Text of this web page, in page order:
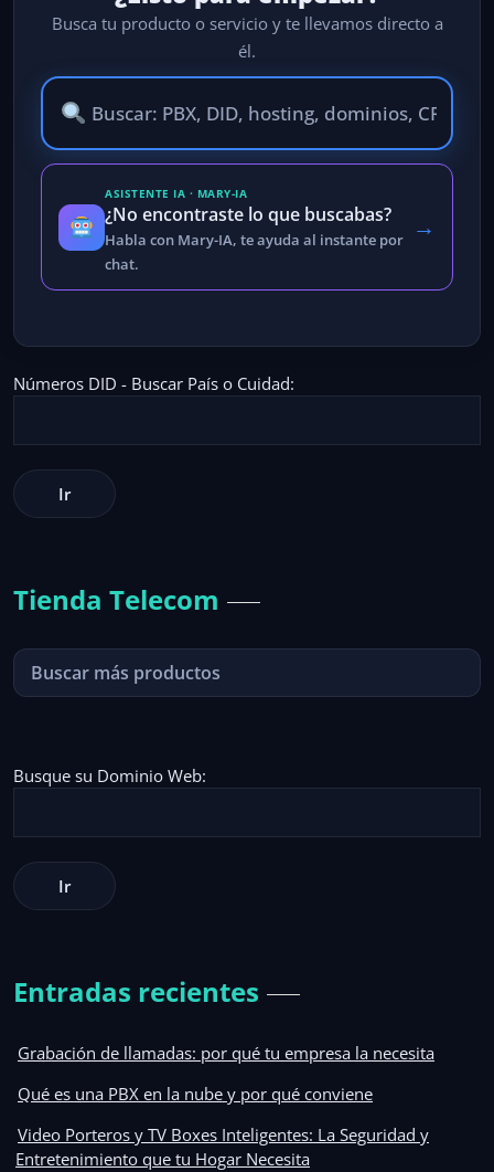
Busca tu producto o servicio y te llevamos directo a
él.
ASISTENTE IA · MARY-IA
¿No encontraste lo que buscabas?
Habla con Mary-IA, te ayuda al instante por
chat.
→
Números DID - Buscar País o Cuidad:
Tienda Telecom
Busque su Dominio Web:
Entradas recientes
Grabación de llamadas: por qué tu empresa la necesita
Qué es una PBX en la nube y por qué conviene
Video Porteros y TV Boxes Inteligentes: La Seguridad y
Entretenimiento que tu Hogar Necesita